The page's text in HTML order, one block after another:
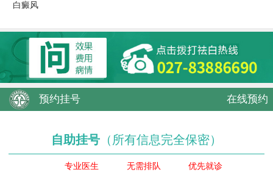
白癜风
预约挂号 在线预约
自助挂号 （所有信息完全保密）
专业医生 无需排队 优先就诊